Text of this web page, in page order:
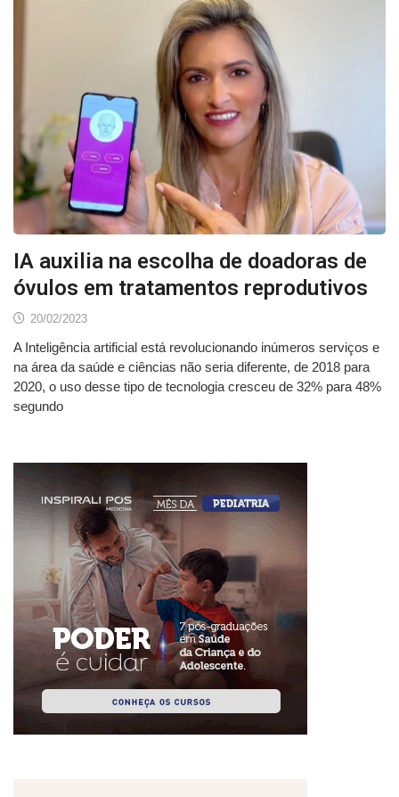
IA auxilia na escolha de doadoras de
óvulos em tratamentos reprodutivos
20/02/2023
A Inteligência artificial está revolucionando inúmeros serviços e
na área da saúde e ciências não seria diferente, de 2018 para
2020, o uso desse tipo de tecnologia cresceu de 32% para 48%
segundo